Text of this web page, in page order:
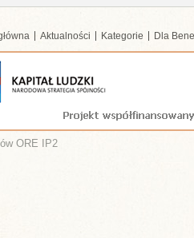
Aktualności Kategorie Dla
ORE IP2